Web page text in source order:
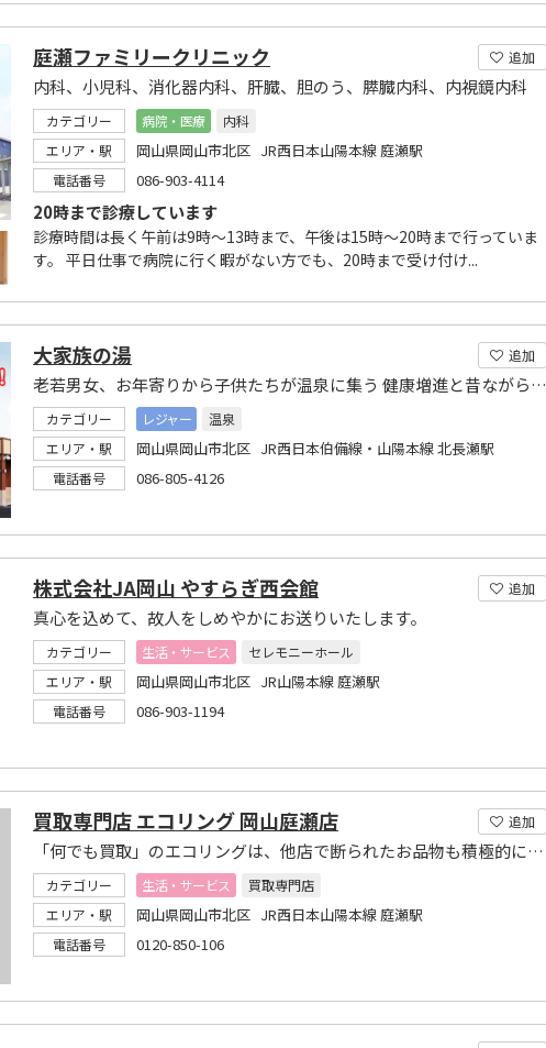
追加
庭瀬ファミリークリニック
内科、小児科、消化器内科、肝臓、胆のう、膵臓内科、内視鏡内科
カテゴリー 病院・医療
内科
エリア・駅
岡山県岡山市北区 JR西日本山陽本線 庭瀬駅
電話番号 086-903-4114
20時まで診療しています
診療時間は長く午前は9時～13時まで、午後は15時～20時まで行っていま
す。 平日仕事で病院に行く暇がない方でも、20時まで受け付け...
追加
大家族の湯
老若男女、お年寄りから子供たちが温泉に集う 健康増進と昔ながらの親睦の場をご提供
カテゴリー レジャー
温泉
エリア・駅
岡山県岡山市北区 JR西日本伯備線・山陽本線 北長瀬駅
電話番号 086-805-4126
追加
株式会社JA岡山 やすらぎ西会館
真心を込めて、故人をしめやかにお送りいたします。
カテゴリー 生活・サービス
セレモニーホール
エリア・駅
岡山県岡山市北区 JR山陽本線 庭瀬駅
電話番号 086-903-1194
追加
買取専門店 エコリング 岡山庭瀬店
「何でも買取」のエコリングは、他店で断られたお品物も積極的に受付中！
カテゴリー 生活・サービス
買取専門店
エリア・駅
岡山県岡山市北区 JR西日本山陽本線 庭瀬駅
電話番号 0120-850-106